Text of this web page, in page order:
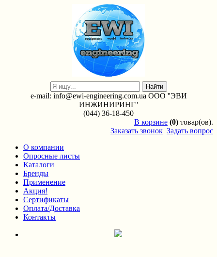
e-mail: info@ewi-engineering.com.ua ООО ''ЭВИ
ИНЖИНИРИНГ''
(044) 36-18-450
В корзине (0) товар(ов).
Заказать звонок Задать вопрос
О компании
Опросные листы
Каталоги
Бренды
Применение
Акция!
Сертификаты
Оплата/Доставка
Контакты